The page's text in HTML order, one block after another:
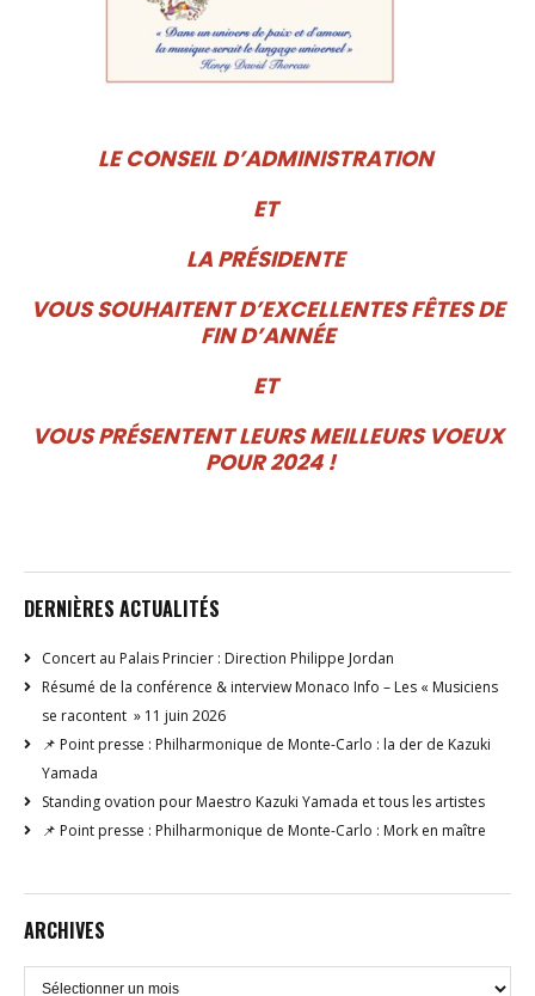
LE CONSEIL D’ADMINISTRATION
ET
LA PRÉSIDENTE
VOUS SOUHAITENT D’EXCELLENTES FÊTES DE
FIN D’ANNÉE
ET
VOUS PRÉSENTENT LEURS MEILLEURS VOEUX
POUR 2024 !
DERNIÈRES ACTUALITÉS
Concert au Palais Princier : Direction Philippe Jordan
Résumé de la conférence & interview Monaco Info – Les « Musiciens
se racontent » 11 juin 2026
📌 Point presse : Philharmonique de Monte-Carlo : la der de Kazuki
Yamada
Standing ovation pour Maestro Kazuki Yamada et tous les artistes
📌 Point presse : Philharmonique de Monte-Carlo : Mork en maître
ARCHIVES
Archives